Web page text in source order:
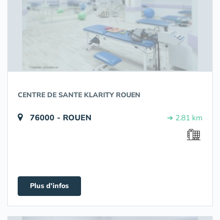
CENTRE DE SANTE KLARITY ROUEN
76000 - ROUEN ➔ 2.81 km
Plus d'infos